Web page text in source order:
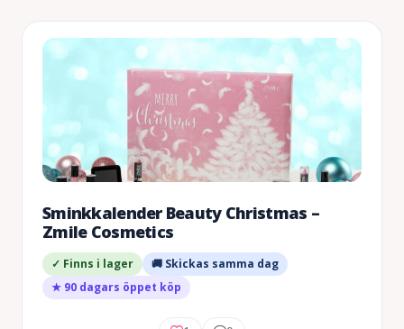
Sminkkalender Beauty Christmas –
Zmile Cosmetics
✓ Finns i lager
🚚 Skickas samma dag
★ 90 dagars öppet köp